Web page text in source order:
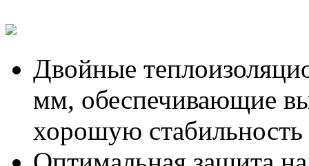
Двойные
мм, обеспечивающие
хорошую